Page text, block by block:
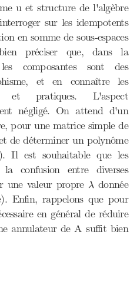
u et structure de l'algèbre
sur les idempotents
en somme de sous-espaces
préciser que, dans la
composantes sont des
et en connaître les
et pratiques. L'aspect
négligé. On attend d'un
pour une matrice simple de
de déterminer un polynôme
Il est souhaitable que les
confusion entre diverses
une valeur propre λ
λdonnée
Enfin, rappelons que pour
en général de réduire
annulateur de A suffit bien